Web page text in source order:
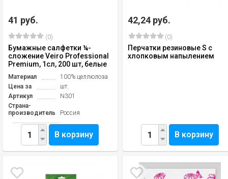
41 руб.
(0)
Бумажные салфетки ¼-
сложение Veiro Professional
Premium, 1сл, 200 шт, белые
Материал
100% целлюлоза
Цена за
шт.
Артикул
N301
Страна-
производитель
Россия
В корзину
42,24 руб.
(0)
Перчатки резиновые S с
хлопковым напылением
В корзину